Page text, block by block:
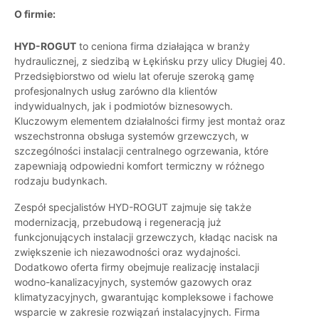
O firmie:
HYD-ROGUT to ceniona firma działająca w branży
hydraulicznej, z siedzibą w Łękińsku przy ulicy Długiej 40.
Przedsiębiorstwo od wielu lat oferuje szeroką gamę
profesjonalnych usług zarówno dla klientów
indywidualnych, jak i podmiotów biznesowych.
Kluczowym elementem działalności firmy jest montaż oraz
wszechstronna obsługa systemów grzewczych, w
szczególności instalacji centralnego ogrzewania, które
zapewniają odpowiedni komfort termiczny w różnego
rodzaju budynkach.
Zespół specjalistów HYD-ROGUT zajmuje się także
modernizacją, przebudową i regeneracją już
funkcjonujących instalacji grzewczych, kładąc nacisk na
zwiększenie ich niezawodności oraz wydajności.
Dodatkowo oferta firmy obejmuje realizację instalacji
wodno-kanalizacyjnych, systemów gazowych oraz
klimatyzacyjnych, gwarantując kompleksowe i fachowe
wsparcie w zakresie rozwiązań instalacyjnych. Firma